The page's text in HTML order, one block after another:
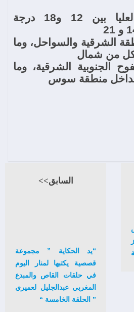
درجات الحرارة العليا بين 12 و18 درجة
21
الشرقية والسواحل، وما
الجنوبية الشرقية، وما
السابق>>
“يد الحكاية ” مجموعة
قصصية يكتبها لمنار اليوم
في حلقات القاص والمبدع
المغربي عبدالجليل لعميري
” الحلقة الخامسة “